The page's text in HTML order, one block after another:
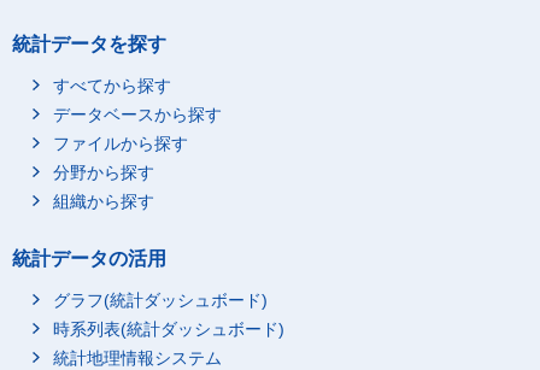
統計データを探す
すべてから探す
データベースから探す
ファイルから探す
分野から探す
組織から探す
統計データの活用
グラフ(統計ダッシュボード)
時系列表(統計ダッシュボード)
統計地理情報システム